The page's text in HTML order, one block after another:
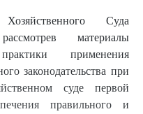
Суда
материалы
применения
законодательства при
суде первой
правильного и